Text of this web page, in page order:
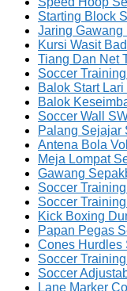
Starting Block
Jaring Gawang
Kursi Wasit
Tiang Dan Net
Soccer
Balok Start
Balok
Soccer Wall
Palang Sejajar
Antena Bola
Meja Lompat
Gawang
Soccer
Soccer
Kick Boxing
Papan Pegas
Cones Hurdles
Soccer
Soccer
Lane Marker